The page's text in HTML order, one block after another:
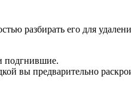
разбирать его для
подгнившие.
вы предварительно